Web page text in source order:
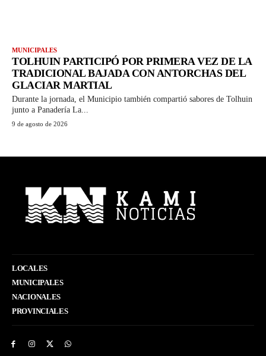
MUNICIPALES
TOLHUIN PARTICIPÓ POR PRIMERA VEZ DE LA
TRADICIONAL BAJADA CON ANTORCHAS DEL
GLACIAR MARTIAL
Durante la jornada, el Municipio también compartió sabores de Tolhuin
junto a Panadería La...
9 de agosto de 2026
LOCALES
MUNICIPALES
NACIONALES
PROVINCIALES